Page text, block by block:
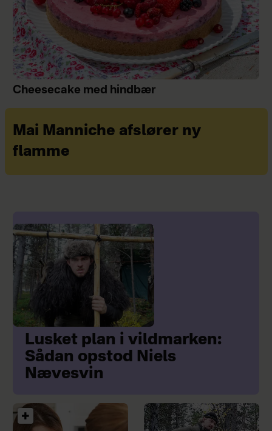
Cheesecake med hindbær
Mai Manniche afslører ny
flamme
Lusket plan i vildmarken:
Sådan opstod Niels
Nævesvin